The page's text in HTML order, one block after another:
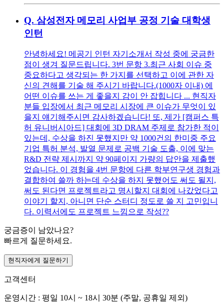
Q. 삼성전자 메모리 사업부 공정 기술 대학생
인턴
안녕하세요! 메공기 인턴 자기소개서 작성 중에 궁금한
점이 생겨 질문드립니다. 3번 문항 3.최근 사회 이슈 중
중요하다고 생각되는 한 가지를 선택하고 이에 관한 자
신의 견해를 기술 해 주시기 바랍니다.(1000자 이내) 에
어떤 이슈를 쓰는 게 좋을지 감이 안 잡힙니다 ... 현직자
분들 입장에서 최근 메모리 시장에 큰 이슈가 무엇이 있
을지 얘기해주시면 감사하겠습니다! 또, 제가 [캠퍼스 특
허 유니버시아드] 대회에 3D DRAM 주제로 참가한 적이
있는데, 수상을 하진 못했지만 약 1000건의 한미중 주요
기업 특허 분석, 발열 문제로 공백 기술 도출, 이에 맞는
R&D 전략 제시까지 약 90페이지 가량의 답안을 제출했
었습니다. 이 경험을 4번 문항에 다른 학부연구생 경험과
결합하여 쓸까 하는데 수상을 하지 못했어도 써도 될지,
써도 된다면 프로젝트라고 명시할지 대회에 나갔었다고
이야기 할지, 아니면 단순 스터디 정도로 쓸 지 고민입니
다. 이력서에도 프로젝트 느낌으로 작성??
궁금증이 남았나요?
빠르게 질문하세요.
현직자에게 질문하기
고객센터
운영시간 : 평일 10시 ~ 18시 30분 (주말, 공휴일 제외)